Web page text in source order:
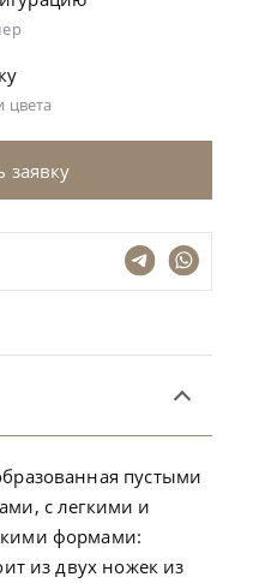
цвета
заявку
пустыми
с легкими и
формами:
из двух ножек из